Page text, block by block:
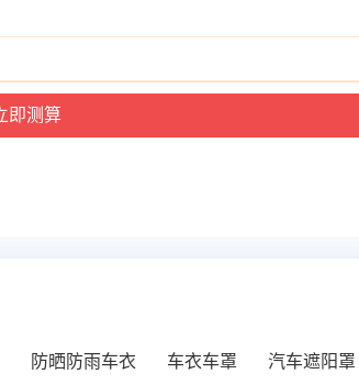
防晒防雨车衣 车衣车罩 汽车遮阳罩